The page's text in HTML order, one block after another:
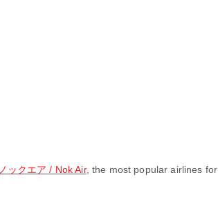
ノックエア / Nok Air, the most popular airlines for